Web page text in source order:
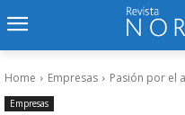
Home Empresas Pasión por el
Empresas